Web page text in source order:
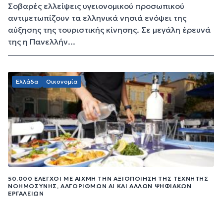
Σοβαρές ελλείψεις υγειονομικού προσωπικού
αντιμετωπίζουν τα ελληνικά νησιά ενόψει της
αύξησης της τουριστικής κίνησης. Σε μεγάλη έρευνά
της η Πανελλήν...
Ελλάδα Οικονομία
50.000 ΈΛΕΓΧΟΙ ΜΕ ΑΙΧΜΉ ΤΗΝ ΑΞΙΟΠΟΊΗΣΗ ΤΗΣ ΤΕΧΝΗΤΉΣ
ΝΟΗΜΟΣΎΝΗΣ, ΑΛΓΌΡΙΘΜΩΝ ΑΙ ΚΑΙ ΆΛΛΩΝ ΨΗΦΙΑΚΏΝ
ΕΡΓΑΛΕΊΩΝ